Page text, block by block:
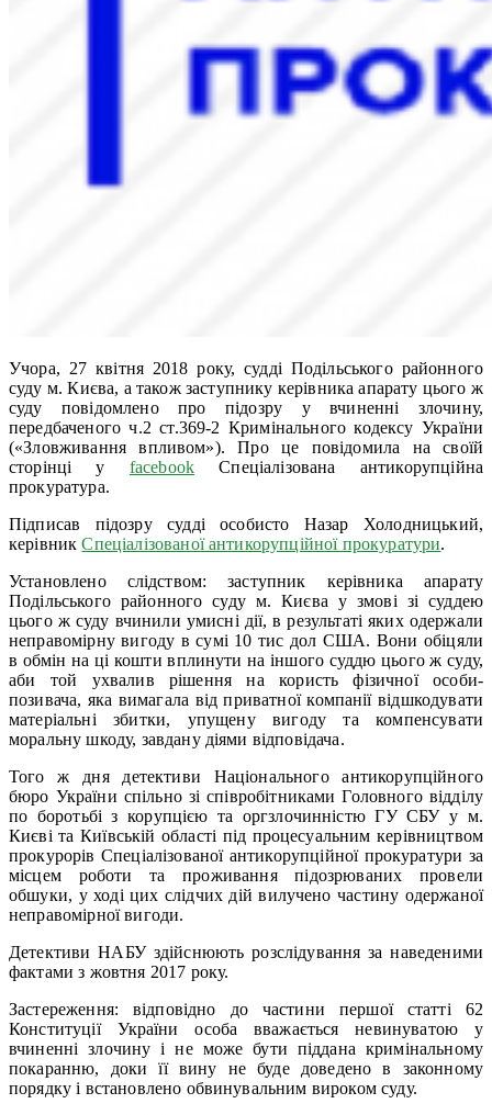
Учора, 27 квітня 2018 року, судді Подільського районного
суду м. Києва, а також заступнику керівника апарату цього ж
суду повідомлено про підозру у вчиненні злочину,
передбаченого ч.2 ст.369-2 Кримінального кодексу України
(«Зловживання впливом»). Про це повідомила на своїй
сторінці у facebook Спеціалізована антикорупційна
прокуратура.
Підписав підозру судді особисто Назар Холодницький,
керівникСпеціалізованої антикорупційної прокуратури.
Установлено слідством: заступник керівника апарату
Подільського районного суду м. Києва у змові зі суддею
цього ж суду вчинили умисні дії, в результаті яких одержали
неправомірну вигоду в сумі 10 тис дол США. Вони обіцяли
в обмін на ці кошти вплинути на іншого суддю цього ж суду,
аби той ухвалив рішення на користь фізичної особи-
позивача, яка вимагала від приватної компанії відшкодувати
матеріальні збитки, упущену вигоду та компенсувати
моральну шкоду, завдану діями відповідача.
Того ж дня детективи Національного антикорупційного
бюро України спільно зі співробітниками Головного відділу
по боротьбі з корупцією та оргзлочинністю ГУ СБУ у м.
Києві та Київській області під процесуальним керівництвом
прокурорів Спеціалізованої антикорупційної прокуратури за
місцем роботи та проживання підозрюваних провели
обшуки, у ході цих слідчих дій вилучено частину одержаної
неправомірної вигоди.
Детективи НАБУ здійснюють розслідування за наведеними
фактами з жовтня 2017 року.
Застереження: відповідно до частини першої статті 62
Конституції України особа вважається невинуватою у
вчиненні злочину і не може бути піддана кримінальному
покаранню, доки її вину не буде доведено в законному
порядку і встановлено обвинувальним вироком суду.